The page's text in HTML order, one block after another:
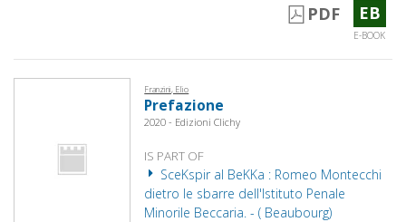
PDF EB
E-BOOK
Franzini, Elio
Prefazione
2020 - Edizioni Clichy
IS PART OF
SceKspir al BeKKa : Romeo Montecchi
dietro le sbarre dell'Istituto Penale
Minorile Beccaria. - ( Beaubourg)